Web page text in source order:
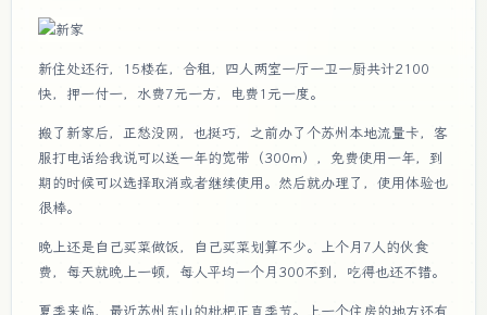
新住处还行，15楼在，合租，四人两室一厅一卫一厨共计2100
快，押一付一，水费7元一方，电费1元一度。
搬了新家后，正愁没网，也挺巧，之前办了个苏州本地流量卡，客
服打电话给我说可以送一年的宽带（300m），免费使用一年，到
期的时候可以选择取消或者继续使用。然后就办理了，使用体验也
很棒。
晚上还是自己买菜做饭，自己买菜划算不少。上个月7人的伙食
费，每天就晚上一顿，每人平均一个月300不到，吃得也还不错。
夏季来临，最近苏州东山的枇杷正直季节。上一个住房的地方还有